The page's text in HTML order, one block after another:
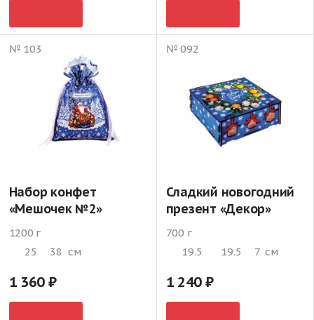
№ 103
Набор конфет
«Мешочек №2»
1200 г
25
38 см
1 360
№ 092
Сладкий новогодний
презент «Декор»
700 г
19.5
19.5 7 см
1 240